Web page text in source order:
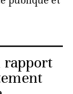
rapport